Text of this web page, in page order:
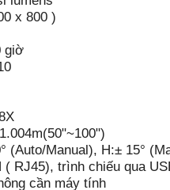
x 800 )
giờ
(Auto/Manual), H:± 15°
( RJ45), trình chiếu qua
cần máy tính